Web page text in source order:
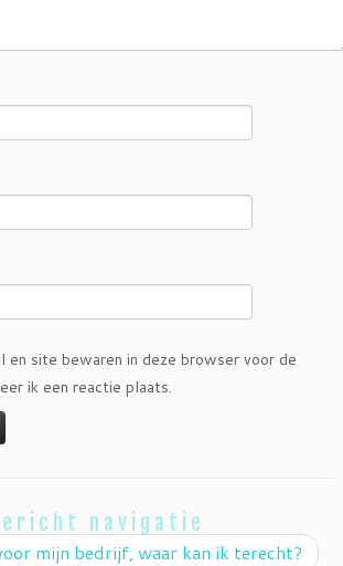
en site bewaren in deze browser voor de
ik een reactie plaats.
navigatie
mijn bedrijf, waar kan ik terecht?